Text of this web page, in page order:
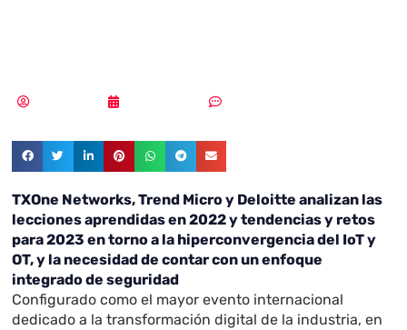
TXOne Networks, Trend Micro y Deloitte analizan las
lecciones aprendidas en 2022 y tendencias y retos
para 2023 en torno a la hiperconvergencia del IoT y
OT, y la necesidad de contar con un enfoque
integrado de seguridad
Configurado como el mayor evento internacional
dedicado a la transformación digital de la industria, en